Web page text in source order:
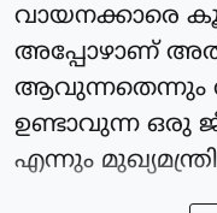
വായനക്കാരെ
അപ്പോഴാണ് അത്
ആവുന്നതെന്നും
ഉണ്ടാവുന്ന ഒരു
എന്നും